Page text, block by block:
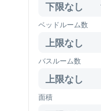
ベッドルーム数
バスルーム数
面積